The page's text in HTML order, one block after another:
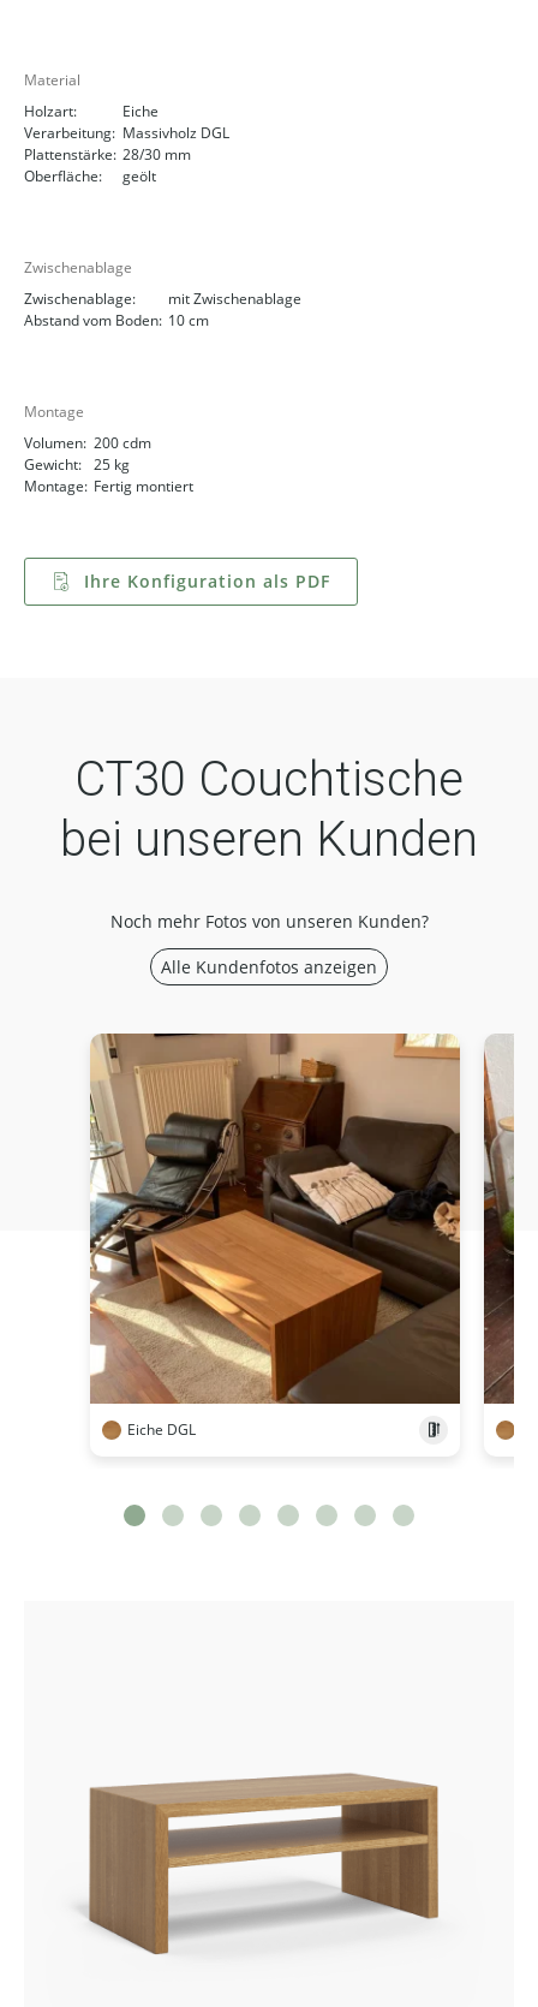
Material
Holzart:
Eiche
Verarbeitung: Massivholz DGL
Plattenstärke: 28/30 mm
Oberfläche:
geölt
Zwischenablage
Zwischenablage:
mit Zwischenablage
Abstand vom Boden: 10 cm
Montage
Volumen: 200 cdm
Gewicht: 25 kg
Montage: Fertig montiert
Ihre Konfiguration als PDF
CT30 Couchtische
bei unseren Kunden
Noch mehr Fotos von unseren Kunden?
Alle Kundenfotos anzeigen
Eiche DGL